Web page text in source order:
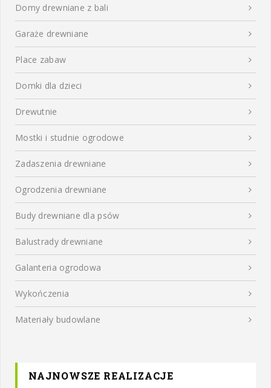
Domy drewniane z bali
Garaże drewniane
Place zabaw
Domki dla dzieci
Drewutnie
Mostki i studnie ogrodowe
Zadaszenia drewniane
Ogrodzenia drewniane
Budy drewniane dla psów
Balustrady drewniane
Galanteria ogrodowa
Wykończenia
Materiały budowlane
NAJNOWSZE REALIZACJE